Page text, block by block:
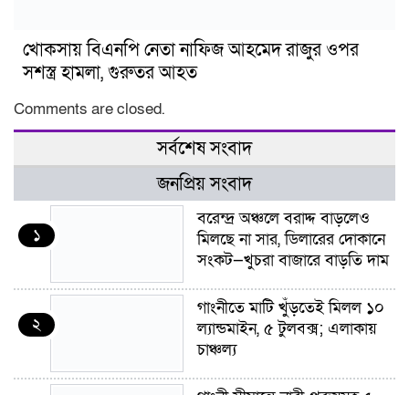
খোকসায় বিএনপি নেতা নাফিজ আহমেদ রাজুর ওপর
সশস্ত্র হামলা, গুরুতর আহত
Comments are closed.
সর্বশেষ সংবাদ
জনপ্রিয় সংবাদ
১
বরেন্দ্র অঞ্চলে বরাদ্দ বাড়লেও
মিলছে না সার, ডিলারের দোকানে
সংকট—খুচরা বাজারে বাড়তি দাম
২
গাংনীতে মাটি খুঁড়তেই মিলল ১০
ল্যান্ডমাইন, ৫ টুলবক্স; এলাকায়
চাঞ্চল্য